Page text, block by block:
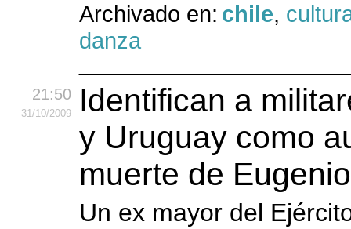
Archivado en: chile,
danza
21:50
31/10/2009
Identifican a
y Uruguay como
muerte de
Un ex mayor del